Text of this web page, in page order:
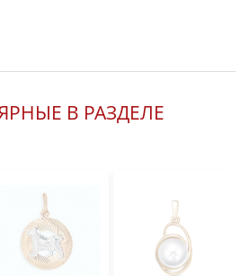
В РАЗДЕЛЕ